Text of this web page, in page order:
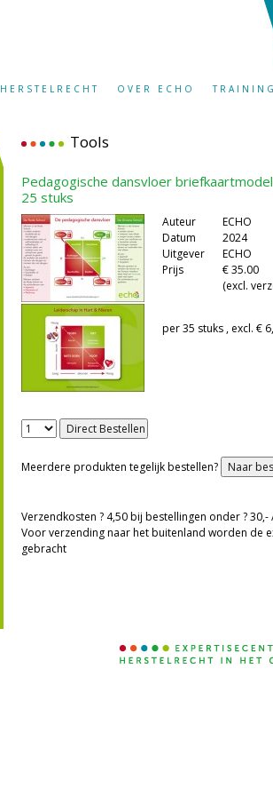
HERSTELRECHT OVER ECHO
Tools
Pedagogische dansvloer
25 stuks
Auteur
ECHO
Datum
2024
Uitgever
ECHO
Prijs
€ 35.00
(excl.
per 35 stuks , excl. €
Meerdere produkten tegelijk bestellen?
Verzendkosten ? 4,50 bij bestellingen onder ? 30,-
Voor verzending naar het buitenland worden de
gebracht